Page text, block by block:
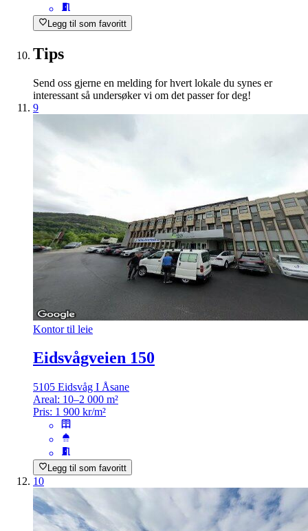
Legg til som favoritt
Tips
Send oss gjerne en melding for hvert lokale du synes er
interessant så undersøker vi om det passer for deg!
9
Kontor til leie
Eidsvågveien 150
5105 Eidsvåg I Åsane
Areal: 10–2 000 m²
Pris: 1 900 kr/m²
Legg til som favoritt
10